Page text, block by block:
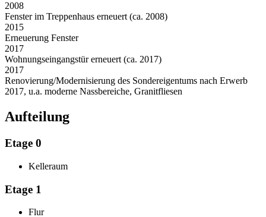
2008
Fenster im Treppenhaus erneuert (ca. 2008)
2015
Erneuerung Fenster
2017
Wohnungseingangstür erneuert (ca. 2017)
2017
Renovierung/Modernisierung des Sondereigentums nach Erwerb
2017, u.a. moderne Nassbereiche, Granitfliesen
Aufteilung
Etage 0
Kelleraum
Etage 1
Flur